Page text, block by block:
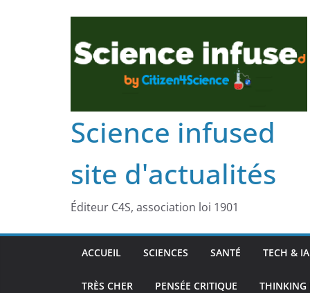
Science infused
site d'actualités
Éditeur C4S, association loi 1901
ACCUEIL SCIENCES SANTÉ TECH & IA
TRÈS CHER PENSÉE CRITIQUE THINKING